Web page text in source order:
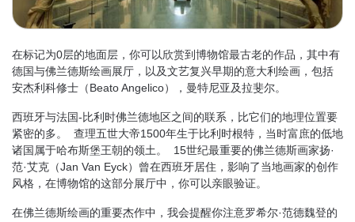
在标记为0层的地面层，你可以欣赏到博物馆最古老的作品，其中有
德国与佛兰德斯绘画展厅，以及文艺复兴早期的意大利绘画，包括
安杰利科修士（Beato Angelico），曼特尼亚及拉斐尔。
西班牙与法国-比利时佛兰德地区之间的联系，比它们的地理位置要
紧密的多。 查理五世大帝1500年生于比利时根特，当时富庶的低地
诸国属于哈布斯堡王朝的领土。 15世纪最重要的佛兰德斯画家扬·
范·艾克（Jan Van Eyck）曾在西班牙居住，影响了当地画家的创作
风格，在博物馆的这部分展厅中，你可以亲眼验证。
在佛兰德斯绘画的重要杰作中，我会提醒你注意罗希尔·范德魏登的